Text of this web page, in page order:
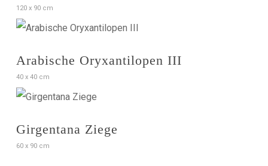
120 x 90 cm
Arabische Oryxantilopen III
40 x 40 cm
Girgentana Ziege
60 x 90 cm